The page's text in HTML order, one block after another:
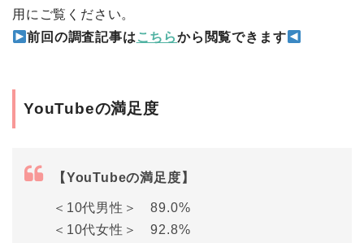
用にご覧ください。
前回の調査記事は こちらから閲覧できます
YouTubeの満足度
【YouTubeの満足度】
＜10代男性＞ 89.0%
＜10代女性＞ 92.8%